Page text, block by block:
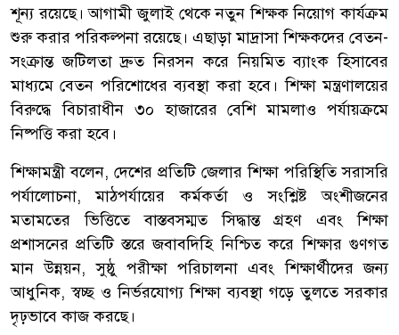
শূন্য রয়েছে। আগামী জুলাই থেকে নতুন শিক্ষক নিয়োগ কার্যক্রম
শুরু করার পরিকল্পনা রয়েছে। এছাড়া মাদ্রাসা শিক্ষকদের বেতন-
সংক্রান্ত জটিলতা দ্রুত নিরসন করে নিয়মিত ব্যাংক হিসাবের
মাধ্যমে বেতন পরিশোধের ব্যবস্থা করা হবে। শিক্ষা মন্ত্রণালয়ের
বিরুদ্ধে বিচারাধীন ৩০ হাজারের বেশি মামলাও পর্যায়ক্রমে
নিষ্পত্তি করা হবে।
শিক্ষামন্ত্রী বলেন, দেশের প্রতিটি জেলার শিক্ষা পরিস্থিতি সরাসরি
পর্যালোচনা, মাঠপর্যায়ের কর্মকর্তা ও সংশ্লিষ্ট অংশীজনের
মতামতের ভিত্তিতে বাস্তবসম্মত সিদ্ধান্ত গ্রহণ এবং শিক্ষা
প্রশাসনের প্রতিটি স্তরে জবাবদিহি নিশ্চিত করে শিক্ষার গুণগত
মান উন্নয়ন, সুষ্ঠু পরীক্ষা পরিচালনা এবং শিক্ষার্থীদের জন্য
আধুনিক, স্বচ্ছ ও নির্ভরযোগ্য শিক্ষা ব্যবস্থা গড়ে তুলতে সরকার
দৃঢ়ভাবে কাজ করছে।